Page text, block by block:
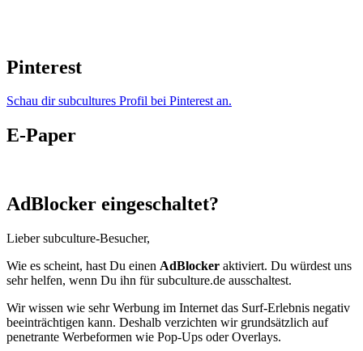
Pinterest
Schau dir subcultures Profil bei Pinterest an.
E-Paper
AdBlocker eingeschaltet?
Lieber subculture-Besucher,
Wie es scheint, hast Du einen AdBlocker aktiviert. Du würdest uns
sehr helfen, wenn Du ihn für subculture.de ausschaltest.
Wir wissen wie sehr Werbung im Internet das Surf-Erlebnis negativ
beeinträchtigen kann. Deshalb verzichten wir grundsätzlich auf
penetrante Werbeformen wie Pop-Ups oder Overlays.